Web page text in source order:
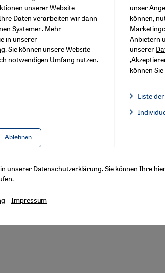
Frauenbewegung an. Sie schreibt
der BBC und Al Jazeera zu Flüchtlings-
der Harvard University studiert.
unserer Website
Daten verarbeiten wir dann
Systemen. Mehr
in unserer
. Sie können unsere Website
notwendigen Umfang nutzen.
Ablehnen
unser
können,
Anbietern
unserer
können
Liste
Facebook
Google
in unserer Datenschutzerklärung. Sie können Ihre
Impressum